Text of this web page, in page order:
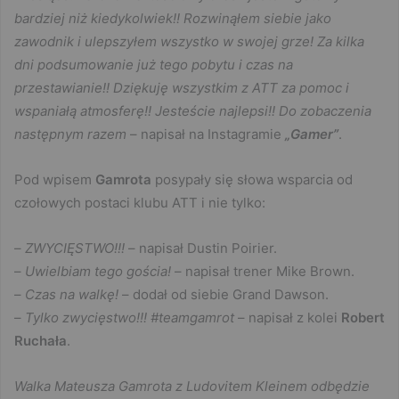
bardziej niż kiedykolwiek!! Rozwinąłem siebie jako
zawodnik i ulepszyłem wszystko w swojej grze! Za kilka
dni podsumowanie już tego pobytu i czas na
przestawianie!! Dziękuję wszystkim z ATT za pomoc i
wspaniałą atmosferę!! Jesteście najlepsi!! Do zobaczenia
następnym razem – napisał na Instagramie „Gamer”.
Pod wpisem Gamrota posypały się słowa wsparcia od
czołowych postaci klubu ATT i nie tylko:
– ZWYCIĘSTWO!!! – napisał Dustin Poirier.
– Uwielbiam tego gościa! – napisał trener Mike Brown.
– Czas na walkę! – dodał od siebie Grand Dawson.
– Tylko zwycięstwo!!! #teamgamrot – napisał z kolei Robert
Ruchała.
Walka Mateusza Gamrota z Ludovitem Kleinem odbędzie